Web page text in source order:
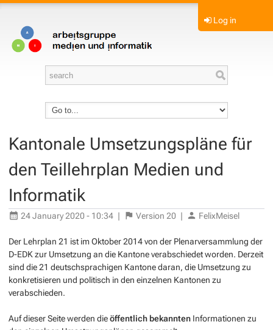
Log in
Kantonale Umsetzungspläne für
den Teillehrplan Medien und
Informatik
24 January 2020 - 10:34 | Version 20 | FelixMeisel
Der Lehrplan 21 ist im Oktober 2014 von der Plenarversammlung der
D-EDK zur Umsetzung an die Kantone verabschiedet worden. Derzeit
sind die 21 deutschsprachigen Kantone daran, die Umsetzung zu
konkretisieren und politisch in den einzelnen Kantonen zu
verabschieden.
Auf dieser Seite werden dieöffentlich bekannten Informationen zu